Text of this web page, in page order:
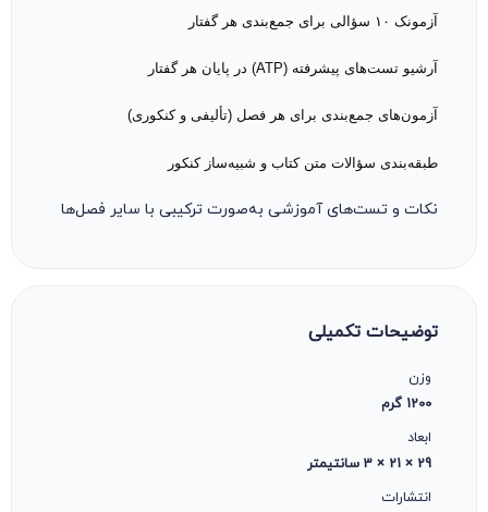
آزمونک ۱۰ سؤالی برای جمع‌بندی هر گفتار
آرشیو تست‌های پیشرفته (ATP) در پایان هر گفتار
آزمون‌های جمع‌بندی برای هر فصل (تألیفی و کنکوری)
طبقه‌بندی سؤالات متن کتاب و شبیه‌ساز کنکور
نکات و تست‌های آموزشی به‌صورت ترکیبی با سایر فصل‌ها
توضیحات تکمیلی
وزن
1200 گرم
ابعاد
29 × 21 × 3 سانتیمتر
انتشارات